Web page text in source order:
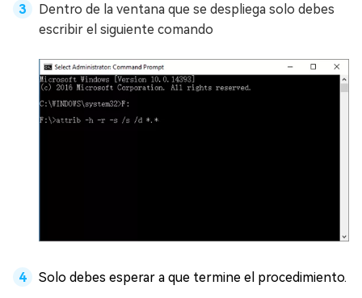
Dentro de la ventana que se despliega solo debes
escribir el siguiente comando
Solo debes esperar a que termine el procedimiento.